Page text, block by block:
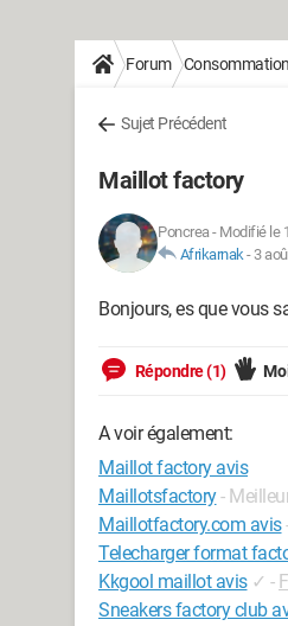
Forum
Sujet Précédent
Maillot factory
Poncrea- Modifié le
Afrikarnak- 3
Bonjours, es que vous
Répondre (1)
A voir également:
Maillot factory avis
Maillotsfactory-
Maillotfactory.com avis
Telecharger format
Kkgool maillot avis ✓ -
Sneakers factory club